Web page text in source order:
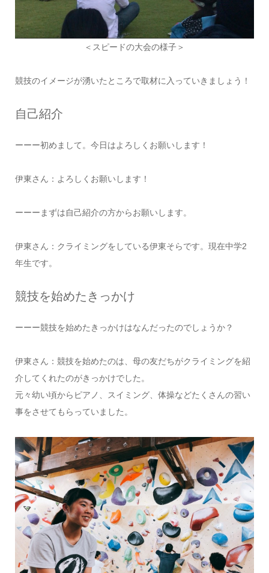
＜スピードの大会の様子＞
競技のイメージが湧いたところで取材に入っていきましょう！
自己紹介
ーーー初めまして。今日はよろしくお願いします！
伊東さん：よろしくお願いします！
ーーーまずは自己紹介の方からお願いします。
伊東さん：クライミングをしている伊東そらです。現在中学2
年生です。
競技を始めたきっかけ
ーーー競技を始めたきっかけはなんだったのでしょうか？
伊東さん：競技を始めたのは、母の友だちがクライミングを紹
介してくれたのがきっかけでした。
元々幼い頃からピアノ、スイミング、体操などたくさんの習い
事をさせてもらっていました。